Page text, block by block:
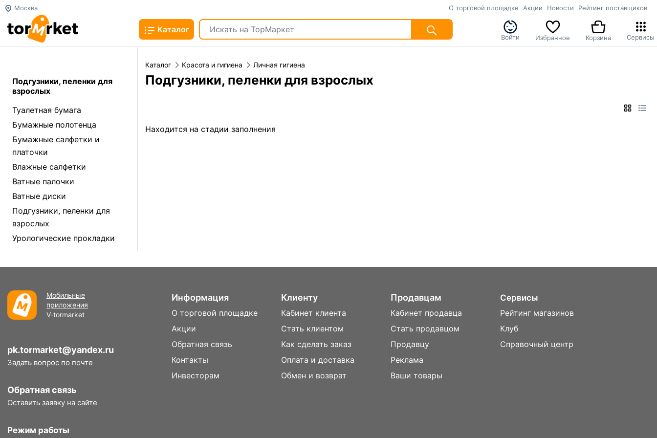
Москва О торговой площадке Акции Новости Рейтинг поставщиков
Каталог
Войти Избранное Корзина Сервисы
Подгузники, пеленки для
взрослых
Туалетная бумага
Бумажные полотенца
Бумажные салфетки и
платочки
Влажные салфетки
Ватные палочки
Ватные диски
Подгузники, пеленки для
взрослых
Урологические прокладки
Каталог Красота и гигиена Личная гигиена
Подгузники, пеленки для взрослых
Находится на стадии заполнения
Мобильные
приложения
V-tormarket
pk.tormarket@yandex.ru
Задать вопрос по почте
Обратная связь
Оставить заявку на сайте
Режим работы
Информация
О торговой площадке
Акции
Обратная связь
Контакты
Инвесторам
Клиенту
Кабинет клиента
Стать клиентом
Как сделать заказ
Оплата и доставка
Обмен и возврат
Продавцам
Кабинет продавца
Стать продавцом
Продавцу
Реклама
Ваши товары
Сервисы
Рейтинг магазинов
Клуб
Справочный центр